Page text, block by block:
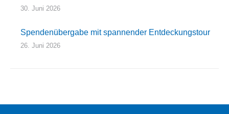
30. Juni 2026
Spendenübergabe mit spannender Entdeckungstour
26. Juni 2026